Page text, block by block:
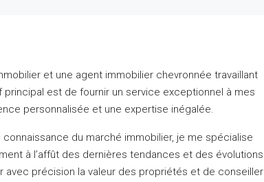
et une agent immobilier chevronnée travaillant
principal est de fournir un service exceptionnel à mes
personnalisée et une expertise inégalée.
du marché immobilier, je me spécialise
à l’affût des dernières tendances et des évolutions
avec précision la valeur des propriétés et de conseiller